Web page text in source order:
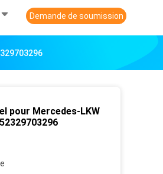
Demande de soumission
pour Mercedes-LKW